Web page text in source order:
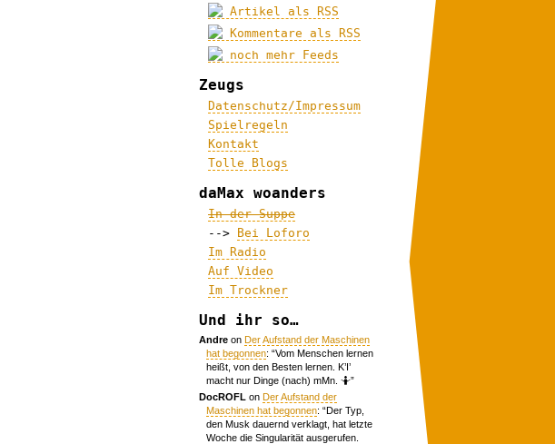
Artikel als RSS
Kommentare als RSS
noch mehr Feeds
Zeugs
Datenschutz/Impressum
Spielregeln
Kontakt
Tolle Blogs
daMax woanders
In der Suppe
-->
Bei Loforo
Im Radio
Auf Video
Im Trockner
Und ihr so…
Andre onDer Aufstand der Maschinen
hat begonnen: “Vom Menschen lernen
heißt, von den Besten lernen. K’I’
macht nur Dinge (nach) mMn. 🤷”
DocROFL onDer Aufstand der
Maschinen hat begonnen: “Der Typ,
den Musk dauernd verklagt, hat letzte
Woche die Singularität ausgerufen.